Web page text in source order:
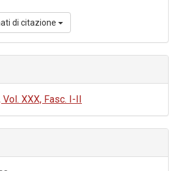
di citazione
XXX, Fasc. I-II